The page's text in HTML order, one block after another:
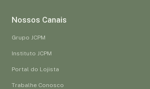
Nossos Canais
Grupo JCPM
Instituto JCPM
Portal do Lojista
Trabalhe Conosco